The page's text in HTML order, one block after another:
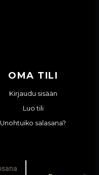
OMA TILI
Kirjaudu sisään
Luo tili
Unohtuiko salasana?